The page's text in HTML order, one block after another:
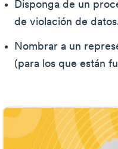
Disponga de un
de violación de
Nombrar a un
(para los que están